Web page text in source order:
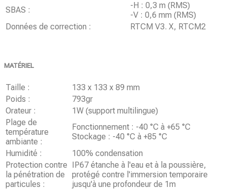
SBAS :
-H : 0,3 m (RMS)
-V : 0,6 mm (RMS)
Données de correction :
RTCM V3. X, RTCM2
MATÉRIEL
Taille :
133 x 133 x 89 mm
Poids :
793gr
Orateur :
1W (support multilingue)
Plage de
température
ambiante :
Fonctionnement : -40 °C à +65 °C
Stockage : -40 °C à +85 °C
Humidité :
100% condensation
Protection contre
la pénétration de
particules :
IP67 étanche à l'eau et à la poussière,
protégé contre l'immersion temporaire
jusqu'à une profondeur de 1m